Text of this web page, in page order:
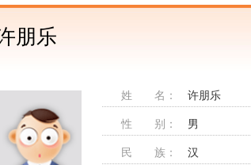
朋乐
姓 名： 许朋乐
性 别： 男
民 族： 汉